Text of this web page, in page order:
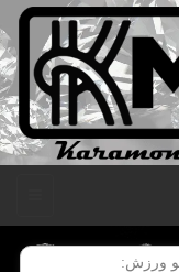
ورزش: